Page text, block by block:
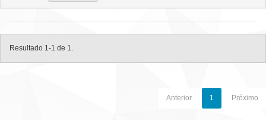
Resultado 1-1 de 1.
Anterior 1 Próximo